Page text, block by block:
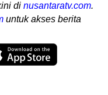
di nusantaratv.com.
untuk akses berita